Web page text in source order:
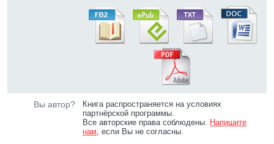
Вы автор?
Книга распространяется на условиях
партнёрской программы.
Все авторские права соблюдены. Напишите
нам, если Вы не согласны.